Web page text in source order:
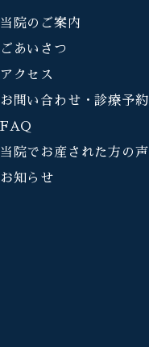
当院のご案内
ごあいさつ
アクセス
お問い合わせ・診療予約
FAQ
当院でお産された方の声
お知らせ